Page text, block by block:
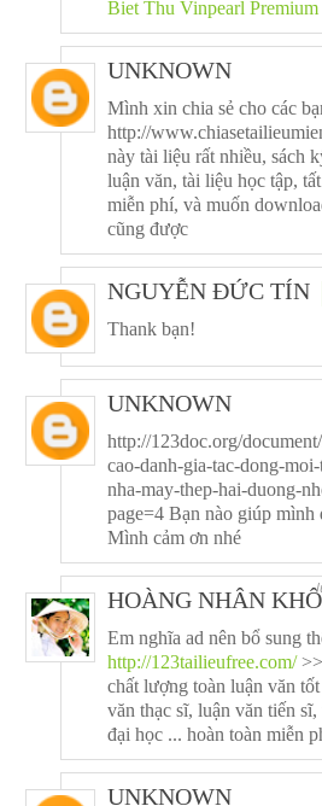
Biet Thu Vinpearl
UNKNOWN
Mình xin chia sẻ cho các
http://
này tài liệu rất nhiều, sách
luận văn, tài liệu học tập,
miễn phí, và muốn
cũng được
NGUYỄN ĐỨC TÍN
Thank bạn!
UNKNOWN
http://123doc.org/
cao-danh-gia-tac-dong-
nha-may-thep-hai-duong-
page=4 Bạn nào giúp mình
Mình cảm ơn nhé
HOÀNG NHÂN
Em nghĩa ad nên bổ sung
http://123tailieufree.com/
chất lượng toàn luận văn
văn thạc sĩ, luận văn tiến
đại học ... hoàn toàn miễn
UNKNOWN